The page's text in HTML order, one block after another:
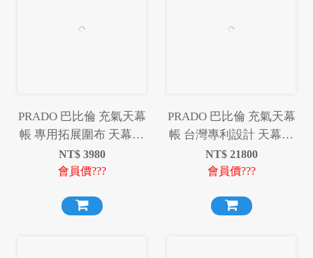
PRADO 巴比倫 充氣天幕
帳 專用拓展圍布 天幕帳
充氣帳 天幕 拓展圍布 圍
布
NT$ 3980
會員價???
PRADO 巴比倫 充氣天幕
帳 台灣專利設計 天幕帳
充氣帳 天幕 拓展圍布 圍
布
NT$ 21800
會員價???